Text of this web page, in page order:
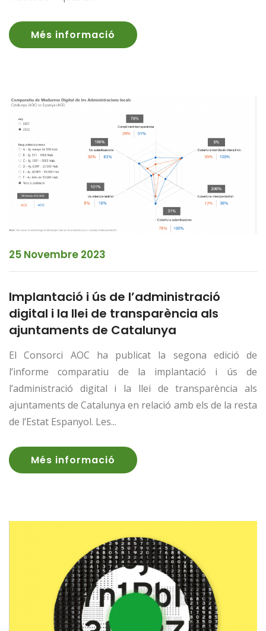
Més informació
25 Novembre 2023
Implantació i ús de l’administració
digital i la llei de transparència als
ajuntaments de Catalunya
El Consorci AOC ha publicat la segona edició de
l’informe comparatiu de la implantació i ús de
l’administració digital i la llei de transparència als
ajuntaments de Catalunya en relació amb els de la resta
de l’Estat Espanyol. Les...
Més informació